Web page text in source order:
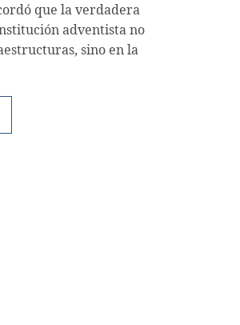
que la verdadera
adventista no
sino en la